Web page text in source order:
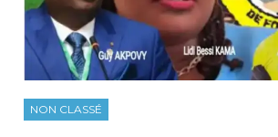
NON CLASSÉ